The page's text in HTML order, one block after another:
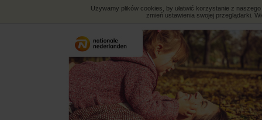
Używamy plików cookies, by ułatwić korzystanie z
zmień ustawienia swojej przeglądarki.